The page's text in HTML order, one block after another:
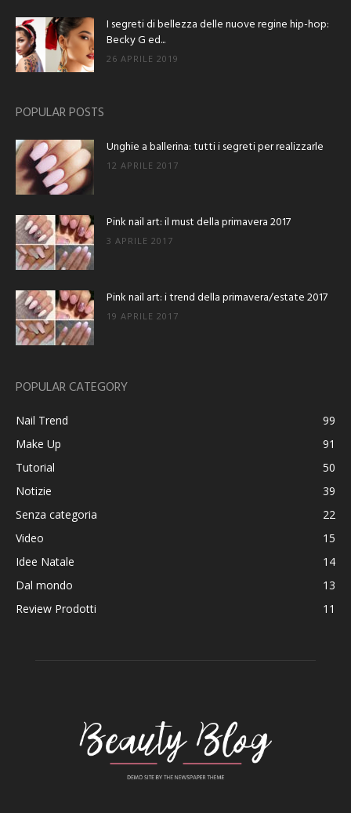
I segreti di bellezza delle nuove regine hip-hop:
Becky G ed...
26 APRILE 2019
POPULAR POSTS
Unghie a ballerina: tutti i segreti per realizzarle
12 APRILE 2017
Pink nail art: il must della primavera 2017
3 APRILE 2017
Pink nail art: i trend della primavera/estate 2017
19 APRILE 2017
POPULAR CATEGORY
Nail Trend
99
Make Up
91
Tutorial
50
Notizie
39
Senza categoria
22
Video
15
Idee Natale
14
Dal mondo
13
Review Prodotti
11